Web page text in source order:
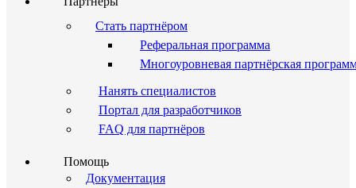
Стать партнёром
Реферальная программа
Многоуровневая партнёрская
Нанять специалистов
Портал для разработчиков
FAQ для партнёров
Помощь
Документация